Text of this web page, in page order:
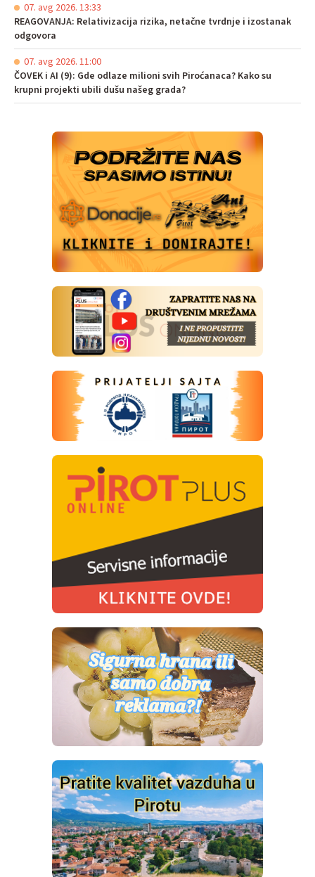
07. avg 2026. 13:33
REAGOVANJA: Relativizacija rizika, netačne tvrdnje i izostanak
odgovora
07. avg 2026. 11:00
ČOVEK i AI (9): Gde odlaze milioni svih Piroćanaca? Kako su
krupni projekti ubili dušu našeg grada?